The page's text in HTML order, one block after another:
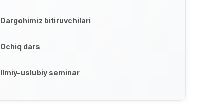
Dargohimiz bitiruvchilari
Ochiq dars
Ilmiy-uslubiy seminar